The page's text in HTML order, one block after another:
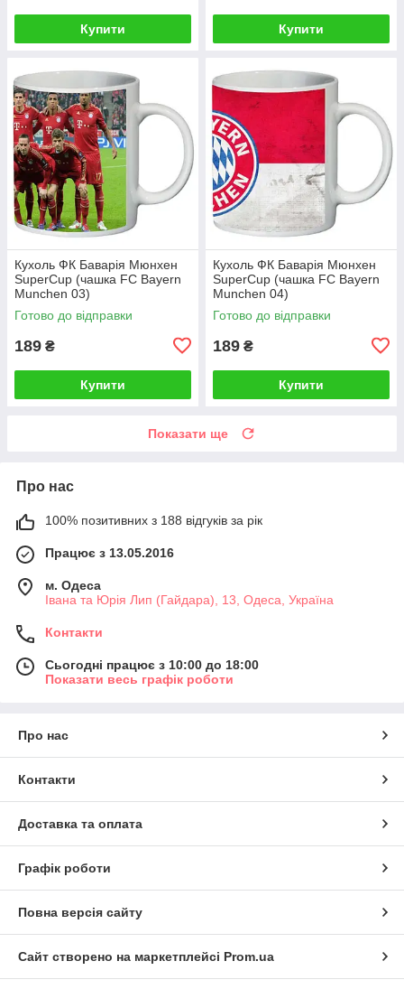
Купити Купити
Кухоль ФК Баварія Мюнхен
SuperCup (чашка FC Bayern
Munchen 03)
Готово до відправки
189 ₴
Купити
Кухоль ФК Баварія Мюнхен
SuperCup (чашка FC Bayern
Munchen 04)
Готово до відправки
189 ₴
Купити
Показати ще
Про нас
100% позитивних з 188 відгуків за рік
Працює з 13.05.2016
м. Одеса
Івана та Юрія Лип (Гайдара), 13, Одеса, Україна
Контакти
Сьогодні працює з 10:00 до 18:00
Показати весь графік роботи
Про нас
Контакти
Доставка та оплата
Графік роботи
Повна версія сайту
Сайт створено на маркетплейсі Prom.ua